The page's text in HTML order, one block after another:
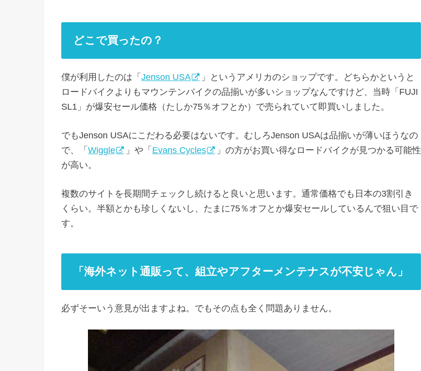
どこで買ったの？
僕が利用したのは「 Jenson USA
」というアメリカのショップです。どちらかというと
ロードバイクよりもマウンテンバイクの品揃いが多いショップなんですけど、当時「FUJI
SL1」が爆安セール価格（たしか75％オフとか）で売られていて即買いしました。
でもJenson USAにこだわる必要はないです。むしろJenson USAは品揃いが薄いほうなの
で、「 Wiggle 」や「 Evans Cycles
」の方がお買い得なロードバイクが見つかる可能性
が高い。
複数のサイトを長期間チェックし続けると良いと思います。通常価格でも日本の3割引き
くらい。半額とかも珍しくないし、たまに75％オフとか爆安セールしているんで狙い目で
す。
「海外ネット通販って、組立やアフターメンテナスが不安じゃん」
必ずそーいう意見が出ますよね。でもその点も全く問題ありません。